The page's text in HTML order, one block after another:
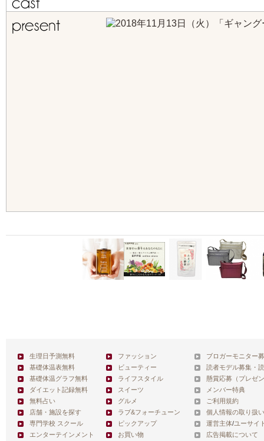
生理日予測無料
基礎体温表無料
基礎体温グラフ無料
ダイエット記録無料
無料占い
店舗・施設を探す
専門学校 スクール
エンターテインメント
ファッション
ビューティー
ライフスタイル
スイーツ
グルメ
ラブ&フォーチューン
ピックアップ
お買い物
ブロガーモニター
読者モデル募集・
懸賞応募（プレゼ
メンバー特典
ご利用規約
個人情報の取り扱
運営主体/ユーサイ
広告掲載について